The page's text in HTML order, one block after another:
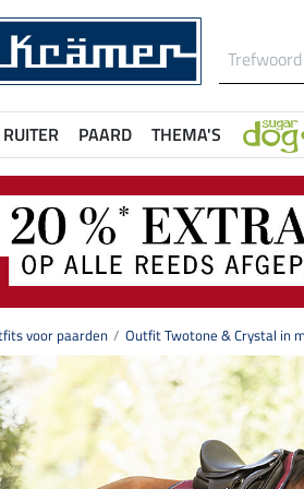
RUITER PAARD THEMA'S
voor paarden Outfit Twotone & Crystal in